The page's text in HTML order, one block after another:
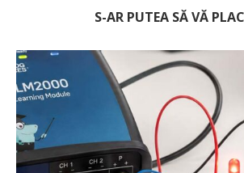
S-AR PUTEA SĂ VĂ